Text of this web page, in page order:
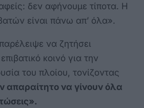
δεν αφήνουμε τίποτα. Η
είναι πάνω απ’ όλα».
να ζητήσει
κοινό για την
του πλοίου, τονίζοντας
απαραίτητο να γίνουν όλα